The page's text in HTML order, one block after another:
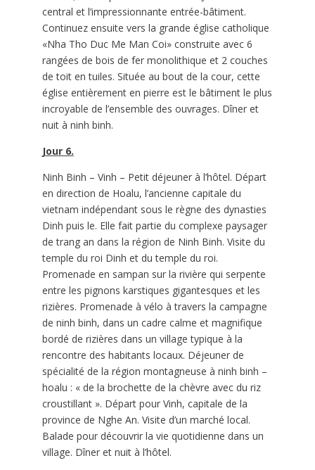
central et l’impressionnante entrée-bâtiment.
Continuez ensuite vers la grande église catholique
«Nha Tho Duc Me Man Coi» construite avec 6
rangées de bois de fer monolithique et 2 couches
de toit en tuiles. Située au bout de la cour, cette
église entièrement en pierre est le bâtiment le plus
incroyable de l’ensemble des ouvrages. Dîner et
nuit à ninh binh.
Jour 6.
Ninh Binh – Vinh – Petit déjeuner à l’hôtel. Départ
en direction de Hoalu, l’ancienne capitale du
vietnam indépendant sous le règne des dynasties
Dinh puis le. Elle fait partie du complexe paysager
de trang an dans la région de Ninh Binh. Visite du
temple du roi Dinh et du temple du roi.
Promenade en sampan sur la rivière qui serpente
entre les pignons karstiques gigantesques et les
rizières. Promenade à vélo à travers la campagne
de ninh binh, dans un cadre calme et magnifique
bordé de rizières dans un village typique à la
rencontre des habitants locaux. Déjeuner de
spécialité de la région montagneuse à ninh binh –
hoalu : « de la brochette de la chèvre avec du riz
croustillant ». Départ pour Vinh, capitale de la
province de Nghe An. Visite d’un marché local.
Balade pour découvrir la vie quotidienne dans un
village. Dîner et nuit à l’hôtel.